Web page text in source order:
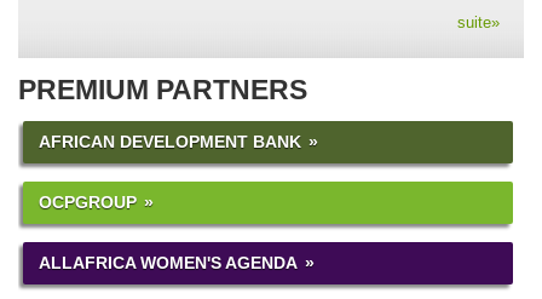
suite»
PREMIUM PARTNERS
AFRICAN DEVELOPMENT BANK
OCPGROUP
ALLAFRICA WOMEN'S AGENDA